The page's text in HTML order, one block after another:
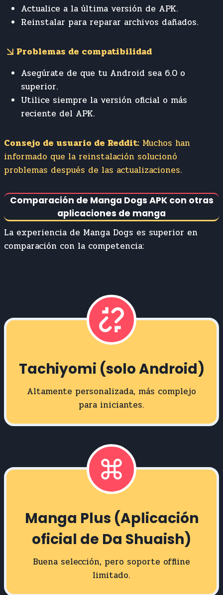
Actualice a la última versión de APK.
Reinstalar para reparar archivos dañados.
Problemas de compatibilidad
Asegúrate de que tu Android sea 6.0 o
superior.
Utilice siempre la versión oficial o más
reciente del APK.
Consejo de usuario de Reddit: Muchos han
informado que la reinstalación solucionó
problemas después de las actualizaciones.
Comparación de Manga Dogs APK con otras
aplicaciones de manga
La experiencia de Manga Dogs es superior en
comparación con la competencia:
Tachiyomi (solo Android)
Altamente personalizada, más complejo
para iniciantes.
Manga Plus (Aplicación
oficial de Da Shuaish)
Buena selección, pero soporte offline
limitado.